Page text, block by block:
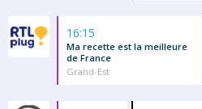
16:15
Ma recette est la meilleure
de France
Grand-Est